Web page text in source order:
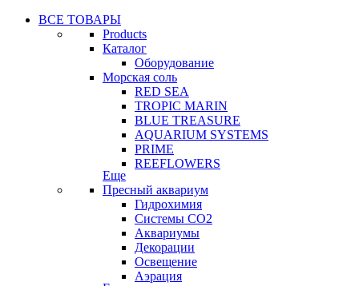
ВСЕ ТОВАРЫ
Products
Каталог
Оборудование
Морская соль
RED SEA
TROPIC MARIN
BLUE TREASURE
AQUARIUM SYSTEMS
PRIME
REEFLOWERS
Еще
Пресный аквариум
Гидрохимия
Системы СО2
Аквариумы
Декорации
Освещение
Аэрация